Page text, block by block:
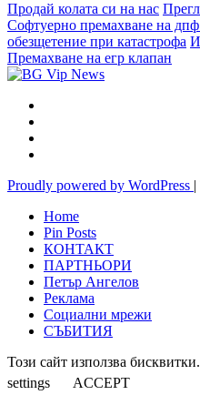
Продай колата си на нас
Софтуерно премахване на
обезщетение при катастрофа
Премахване на егр клапан
Proudly powered by WordPress |
Home
Pin Posts
КОНТАКТ
ПАРТНЬОРИ
Петър Ангелов
Реклама
Социални мрежи
СЪБИТИЯ
Този сайт използва
settings
ACCEPT